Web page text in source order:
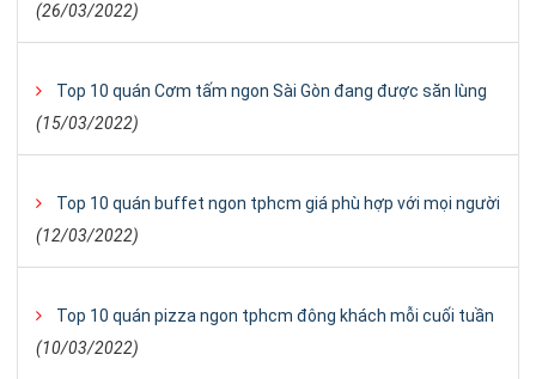
(26/03/2022)
Top 10 quán Cơm tấm ngon Sài Gòn đang được săn lùng
(15/03/2022)
Top 10 quán buffet ngon tphcm giá phù hợp với mọi người
(12/03/2022)
Top 10 quán pizza ngon tphcm đông khách mỗi cuối tuần
(10/03/2022)